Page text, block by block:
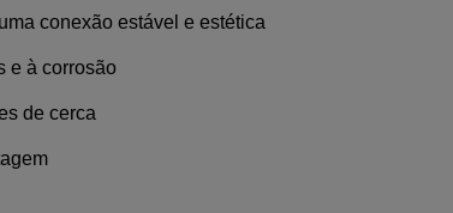
conexão estável e estética
e à corrosão
de cerca